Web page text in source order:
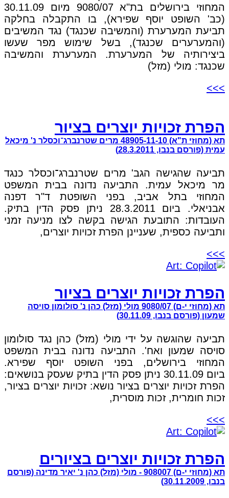
המחוזי בירושלים בת"א 9080/07 מיום 30.11.09
(כב' השופט יוסף שפירא), בו התקבלה בחלקה
תביעת המערערת (והמשיבה שכנגד) נגד המשיבים
(והמערערים שכנגד), בשל שימוש מפר שעשו
ביצירותיה של המערערת. המערערת והמשיבה
שכנגד: מולי (מזל)
>>>
הפרת זכויות יוצרים בציור
תא (מחוזי ת"א) 48905-11-10 מרים שטרנברג־וכסלר נ' מיכאל
עמית (פורסם בנבו, 28.3.2011)
תביעה שהגישה הגב' מרים שטרנברג־וכסלר כנגד
מר מיכאל עמית. התביעה נדונה בבית המשפט
המחוזי בתל אביב, בפני השופטת ד"ר דפנה
אבניאלי. ביום 28.3.2011 ניתן פסק הדין בתיק.
העובדות: התובעת הגישה בקשה לצו מניעה זמני
ותביעה כספית, שעניינן הפרת זכויות יוצרים,
>>>
הפרת זכויות יוצרים בציור
תא (מחוזי י-ם) 9080/07 מולי (מזל) כהן נ' סולומון סויסה
שמעון (פורסם בנבו, 30.11.09)
תביעה שהוגשה על ידי מולי (מזל) כהן נגד סולומון
סויסה שמעון ואח'. התביעה נדונה בבית המשפט
המחוזי בירושלים, בפני השופט יוסף שפירא.
ביום 30.11.09 ניתן פסק הדין בתיק שעסק בנושאים:
הפרת זכויות יוצרים בציור נושא: זכויות יוצרים בציור,
זכות חומרית, זכות מוסרית,
>>>
הפרת זכויות יוצרים בציורים
תא (מחוזי י-ם) 908007 - מולי (מזל) כהן נ' יאיר מדינה (פורסם
בנבו, 30.11.2009)